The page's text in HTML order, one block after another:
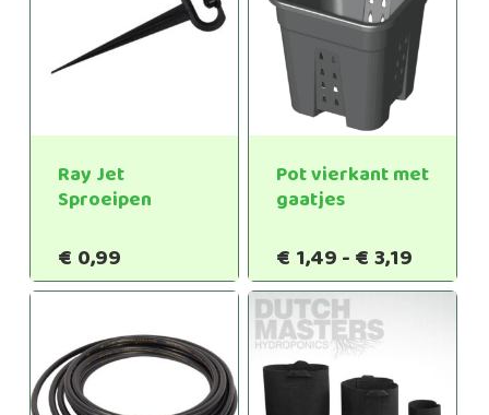
Ray Jet
Sproeipen
€ 0,99
Pot vierkant met
gaatjes
€ 1,49-€3,19
€1,49